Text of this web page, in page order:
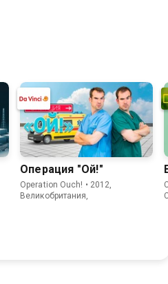
Операция "Ой!"
Operation Ouch! • 2012,
Великобритания,